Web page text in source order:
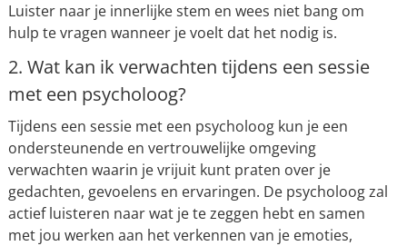
Luister naar je innerlijke stem en wees niet bang om
hulp te vragen wanneer je voelt dat het nodig is.
2. Wat kan ik verwachten tijdens een sessie
met een psycholoog?
Tijdens een sessie met een psycholoog kun je een
ondersteunende en vertrouwelijke omgeving
verwachten waarin je vrijuit kunt praten over je
gedachten, gevoelens en ervaringen. De psycholoog zal
actief luisteren naar wat je te zeggen hebt en samen
met jou werken aan het verkennen van je emoties,